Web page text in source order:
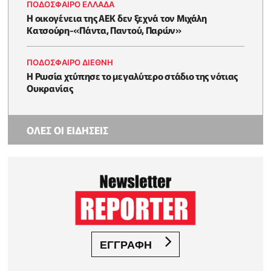
ΠΟΔΟΣΦΑΙΡΟ ΕΛΛΑΔΑ
Η οικογένεια της ΑΕΚ δεν ξεχνά τον Μιχάλη
Κατσούρη-«Πάντα, Παντού, Παρών»
ΠΟΔΟΣΦΑΙΡΟ ΔΙΕΘΝΗ
Η Ρωσία χτύπησε το μεγαλύτερο στάδιο της νότιας
Ουκρανίας
ΟΛΕΣ ΟΙ ΕΙΔΗΣΕΙΣ
ΕΓΓΡΑΦΗ